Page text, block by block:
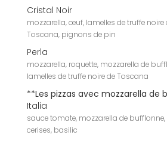
Cristal Noir
mozzarella, œuf, lamelles de truffe noire
Toscana, pignons de pin
Perla
mozzarella, roquette, mozzarella de
lamelles de truffe noire de Toscana
**Les pizzas avec mozzarella de
Italia
sauce tomate, mozzarella de
cerises, basilic